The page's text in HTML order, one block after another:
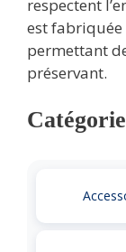
respectent
est fabriquée
permettant
préservant.